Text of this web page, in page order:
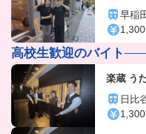
早稲
高校生歓迎のバイト
楽蔵 う
日比